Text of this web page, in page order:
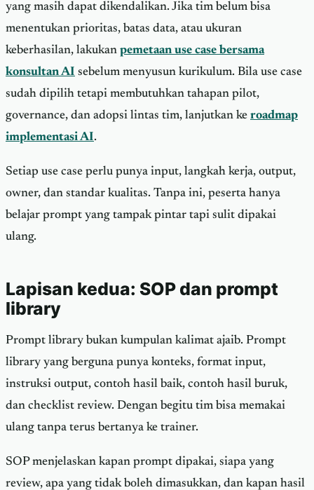
yang masih dapat dikendalikan. Jika tim belum bisa
menentukan prioritas, batas data, atau ukuran
keberhasilan, lakukan pemetaan use case bersama
konsultan AI sebelum menyusun kurikulum. Bila use case
sudah dipilih tetapi membutuhkan tahapan pilot,
governance, dan adopsi lintas tim, lanjutkan ke roadmap
implementasi AI.
Setiap use case perlu punya input, langkah kerja, output,
owner, dan standar kualitas. Tanpa ini, peserta hanya
belajar prompt yang tampak pintar tapi sulit dipakai
ulang.
Lapisan kedua: SOP dan prompt
library
Prompt library bukan kumpulan kalimat ajaib. Prompt
library yang berguna punya konteks, format input,
instruksi output, contoh hasil baik, contoh hasil buruk,
dan checklist review. Dengan begitu tim bisa memakai
ulang tanpa terus bertanya ke trainer.
SOP menjelaskan kapan prompt dipakai, siapa yang
review, apa yang tidak boleh dimasukkan, dan kapan hasil